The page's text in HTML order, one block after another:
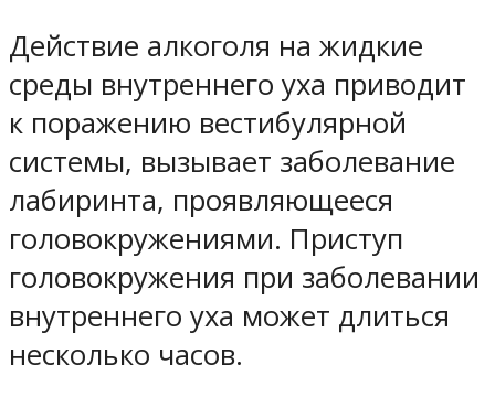
Действие алкоголя на жидкие
среды внутреннего уха приводит
к поражению вестибулярной
системы, вызывает заболевание
лабиринта, проявляющееся
головокружениями. Приступ
головокружения при заболевании
внутреннего уха может длиться
несколько часов.